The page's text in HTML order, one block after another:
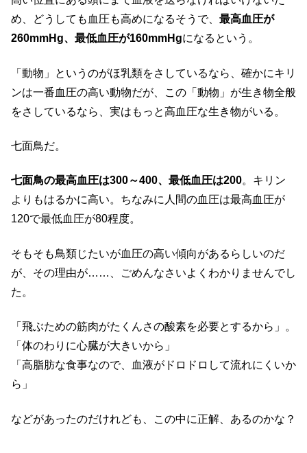
め、どうしても血圧も高めになるそうで、 最高血圧が
260mmHg、最低血圧が160mmHgになるという。
「動物」というのがほ乳類をさしているなら、確かにキリ
ンは一番血圧の高い動物だが、この「動物」が生き物全般
をさしているなら、実はもっと高血圧な生き物がいる。
七面鳥だ。
七面鳥の最高血圧は300～400、最低血圧は200。キリン
よりもはるかに高い。ちなみに人間の血圧は最高血圧が
120で最低血圧が80程度。
そもそも鳥類じたいが血圧の高い傾向があるらしいのだ
が、その理由が……、ごめんなさいよくわかりませんでし
た。
「飛ぶための筋肉がたくんさの酸素を必要とするから」。
「体のわりに心臓が大きいから」
「高脂肪な食事なので、血液がドロドロして流れにくいか
ら」
などがあったのだけれども、この中に正解、あるのかな？